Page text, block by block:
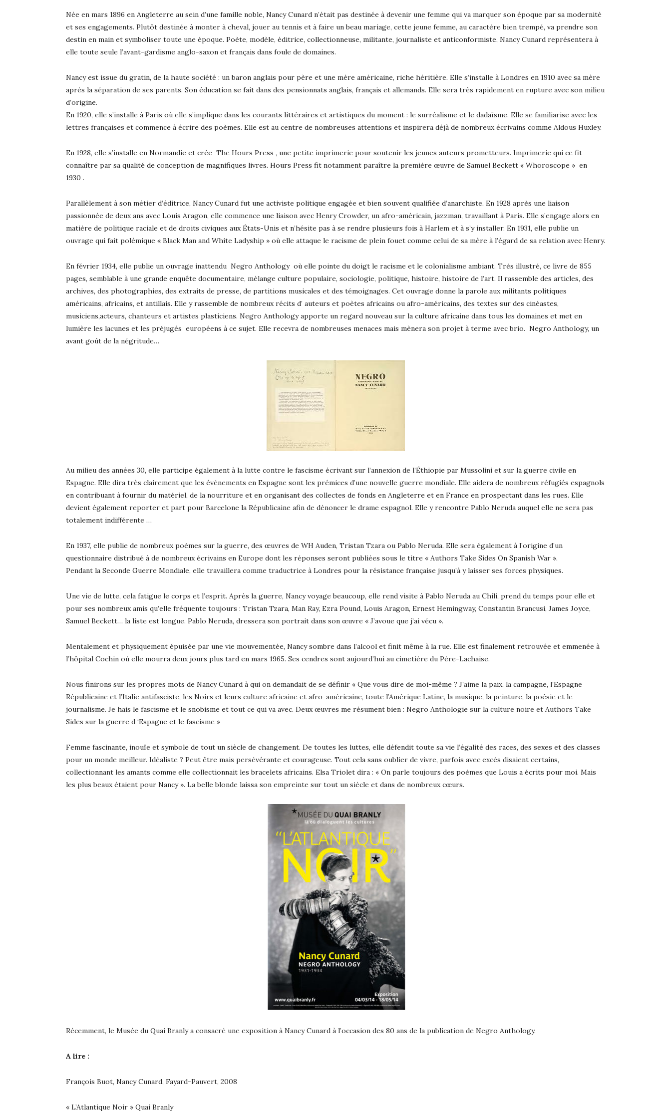
Née en mars 1896 en Angleterre au sein d’une famille noble, Nancy Cunard n’était pas destinée à devenir une femme qui va marquer son époque par sa modernité
et ses engagements. Plutôt destinée à monter à cheval, jouer au tennis et à faire un beau mariage, cette jeune femme, au caractère bien trempé, va prendre son
destin en main et symboliser toute une époque. Poète, modèle, éditrice, collectionneuse, militante, journaliste et anticonformiste, Nancy Cunard représentera à
elle toute seule l’avant-gardisme anglo-saxon et français dans foule de domaines.
Nancy est issue du gratin, de la haute société : un baron anglais pour père et une mère américaine, riche héritière. Elle s’installe à Londres en 1910 avec sa mère
après la séparation de ses parents. Son éducation se fait dans des pensionnats anglais, français et allemands. Elle sera très rapidement en rupture avec son milieu
d’origine.
En 1920, elle s’installe à Paris où elle s’implique dans les courants littéraires et artistiques du moment : le surréalisme et le dadaïsme. Elle se familiarise avec les
lettres françaises et commence à écrire des poèmes. Elle est au centre de nombreuses attentions et inspirera déjà de nombreux écrivains comme Aldous Huxley.
En 1928, elle s’installe en Normandie et crée The Hours Press , une petite imprimerie pour soutenir les jeunes auteurs prometteurs. Imprimerie qui ce fit
connaître par sa qualité de conception de magnifiques livres. Hours Press fit notamment paraître la première œuvre de Samuel Beckett « Whoroscope » en
1930 .
Parallèlement à son métier d’éditrice, Nancy Cunard fut une activiste politique engagée et bien souvent qualifiée d’anarchiste. En 1928 après une liaison
passionnée de deux ans avec Louis Aragon, elle commence une liaison avec Henry Crowder, un afro-américain, jazzman, travaillant à Paris. Elle s’engage alors en
matière de politique raciale et de droits civiques aux États-Unis et n’hésite pas à se rendre plusieurs fois à Harlem et à s’y installer. En 1931, elle publie un
ouvrage qui fait polémique « Black Man and White Ladyship » où elle attaque le racisme de plein fouet comme celui de sa mère à l’égard de sa relation avec Henry.
En février 1934, elle publie un ouvrage inattendu Negro Anthology où elle pointe du doigt le racisme et le colonialisme ambiant. Très illustré, ce livre de 855
pages, semblable à une grande enquête documentaire, mélange culture populaire, sociologie, politique, histoire, histoire de l’art. Il rassemble des articles, des
archives, des photographies, des extraits de presse, de partitions musicales et des témoignages. Cet ouvrage donne la parole aux militants politiques
américains, africains, et antillais. Elle y rassemble de nombreux récits d’ auteurs et poètes africains ou afro-américains, des textes sur des cinéastes,
musiciens,acteurs, chanteurs et artistes plasticiens. Negro Anthology apporte un regard nouveau sur la culture africaine dans tous les domaines et met en
lumière les lacunes et les préjugés européens à ce sujet. Elle recevra de nombreuses menaces mais mènera son projet à terme avec brio. Negro Anthology, un
avant goût de la négritude…
Au milieu des années 30, elle participe également à la lutte contre le fascisme écrivant sur l’annexion de l’Éthiopie par Mussolini et sur la guerre civile en
Espagne. Elle dira très clairement que les événements en Espagne sont les prémices d’une nouvelle guerre mondiale. Elle aidera de nombreux réfugiés espagnols
en contribuant à fournir du matériel, de la nourriture et en organisant des collectes de fonds en Angleterre et en France en prospectant dans les rues. Elle
devient également reporter et part pour Barcelone la Républicaine afin de dénoncer le drame espagnol. Elle y rencontre Pablo Neruda auquel elle ne sera pas
totalement indifférente …
En 1937, elle publie de nombreux poèmes sur la guerre, des œuvres de WH Auden, Tristan Tzara ou Pablo Neruda. Elle sera également à l’origine d’un
questionnaire distribué à de nombreux écrivains en Europe dont les réponses seront publiées sous le titre « Authors Take Sides On Spanish War ».
Pendant la Seconde Guerre Mondiale, elle travaillera comme traductrice à Londres pour la résistance française jusqu’à y laisser ses forces physiques.
Une vie de lutte, cela fatigue le corps et l’esprit. Après la guerre, Nancy voyage beaucoup, elle rend visite à Pablo Neruda au Chili, prend du temps pour elle et
pour ses nombreux amis qu’elle fréquente toujours : Tristan Tzara, Man Ray, Ezra Pound, Louis Aragon, Ernest Hemingway, Constantin Brancusi, James Joyce,
Samuel Beckett… la liste est longue. Pablo Neruda, dressera son portrait dans son œuvre « J’avoue que j’ai vécu ».
Mentalement et physiquement épuisée par une vie mouvementée, Nancy sombre dans l’alcool et finit même à la rue. Elle est finalement retrouvée et emmenée à
l’hôpital Cochin où elle mourra deux jours plus tard en mars 1965. Ses cendres sont aujourd’hui au cimetière du Père-Lachaise.
Nous finirons sur les propres mots de Nancy Cunard à qui on demandait de se définir « Que vous dire de moi-même ? J’aime la paix, la campagne, l’Espagne
Républicaine et l’Italie antifasciste, les Noirs et leurs culture africaine et afro-américaine, toute l’Amérique Latine, la musique, la peinture, la poésie et le
journalisme. Je hais le fascisme et le snobisme et tout ce qui va avec. Deux œuvres me résument bien : Negro Anthologie sur la culture noire et Authors Take
Sides sur la guerre d ‘Espagne et le fascisme »
Femme fascinante, inouïe et symbole de tout un siècle de changement. De toutes les luttes, elle défendit toute sa vie l’égalité des races, des sexes et des classes
pour un monde meilleur. Idéaliste ? Peut être mais persévérante et courageuse. Tout cela sans oublier de vivre, parfois avec excès disaient certains,
collectionnant les amants comme elle collectionnait les bracelets africains. Elsa Triolet dira : « On parle toujours des poèmes que Louis a écrits pour moi. Mais
les plus beaux étaient pour Nancy ». La belle blonde laissa son empreinte sur tout un siècle et dans de nombreux cœurs.
Récemment, le Musée du Quai Branly a consacré une exposition à Nancy Cunard à l’occasion des 80 ans de la publication de Negro Anthology.
A lire :
François Buot, Nancy Cunard, Fayard-Pauvert, 2008
« L’Atlantique Noir » Quai Branly